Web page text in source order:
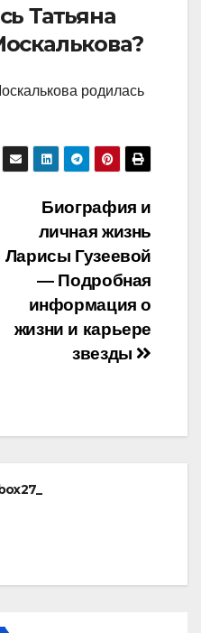
Татьяна
родилась
Биография и
личная жизнь
Ларисы Гузеевой
— Подробная
информация о
жизни и карьере
звезды